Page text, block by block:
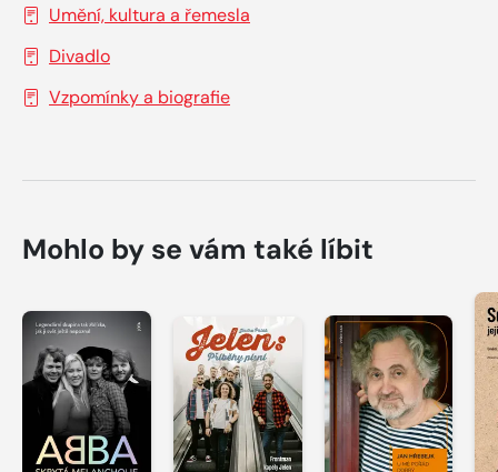
Umění, kultura a řemesla
Divadlo
Vzpomínky a biografie
Mohlo by se vám také líbit